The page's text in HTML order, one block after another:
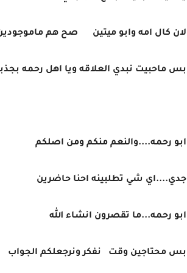
لان كال امه وابو ميتين صح هم
بس ماحبيت نبدي العلاقه ويا اهل رحمه
ابو رحمه....والنعم منكم ومن اصلكم
جدي....اي شي تطلبينه احنا حاضرين
ابو رحمه...ما تقصرون انشاء الله
بس محتاجين وقت نفكر ونرجعلكم الجواب